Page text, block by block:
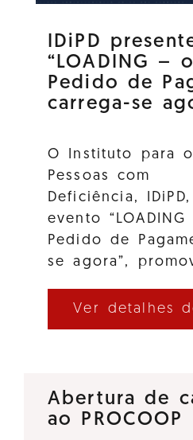
IDiPD
“LOADING –
Pedido de
carrega-se
O Instituto para
Pessoas com
Deficiência,
evento
Pedido de
se agora”,
Ver detalhes
Abertura de
ao PROCOOP